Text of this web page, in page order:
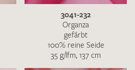
3041-232
Organza
gefärbt
100% reine Seide
35 g/lfm, 137 cm